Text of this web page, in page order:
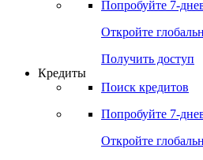
Попробуйте 7-
Откройте
Получить доступ
Кредиты
Поиск кредитов
Попробуйте 7-
Откройте